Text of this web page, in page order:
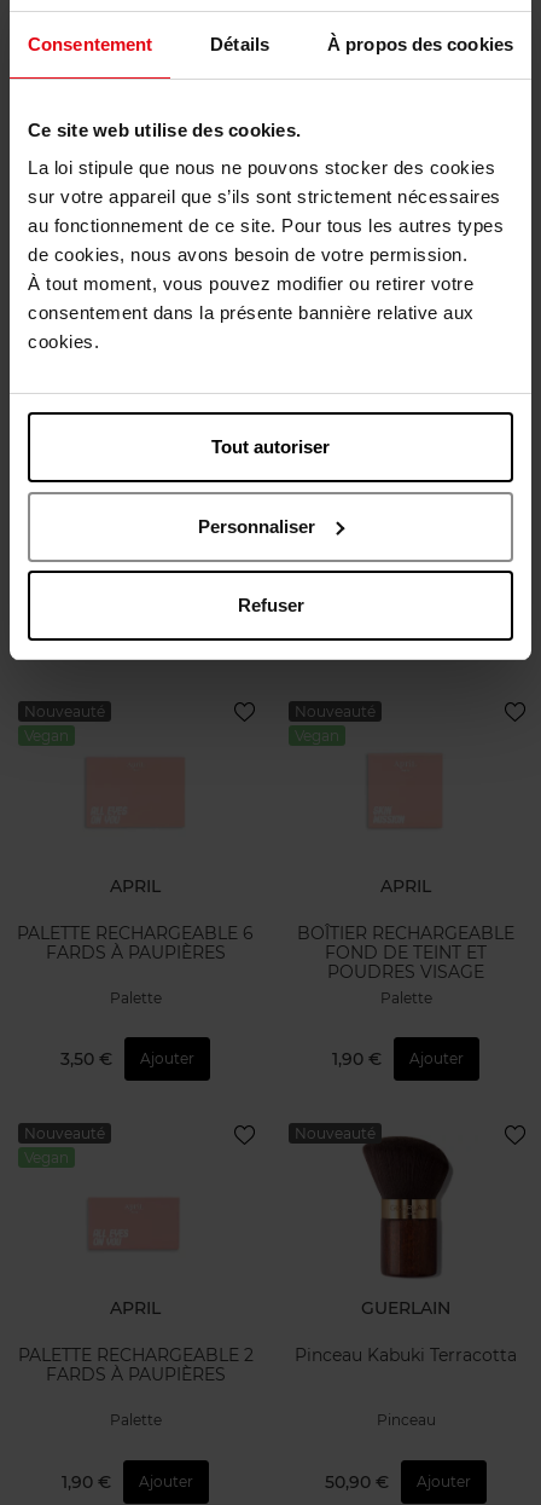
Consentement Détails À propos des cookies
Ce site web utilise des cookies.
La loi stipule que nous ne pouvons stocker des cookies
sur votre appareil que s’ils sont strictement nécessaires
au fonctionnement de ce site. Pour tous les autres types
de cookies, nous avons besoin de votre permission.
À tout moment, vous pouvez modifier ou retirer votre
consentement dans la présente bannière relative aux
cookies.
Tout autoriser
Personnaliser
Refuser
BACHCA
4,90 €
Nouveauté
Vegan
FARD À JOUES
Palette
1,50 € Ajouter
Nouveauté
Vegan
RECHARGEABLE
Palette
3,50 € Ajouter
Nouveauté
Vegan
APRIL
PALETTE RECHARGEABLE 6
FARDS À PAUPIÈRES
Palette
3,50 € Ajouter
Nouveauté
Vegan
APRIL
BOÎTIER RECHARGEABLE
FOND DE TEINT ET
POUDRES VISAGE
Palette
1,90 € Ajouter
Nouveauté
Vegan
APRIL
PALETTE RECHARGEABLE 2
FARDS À PAUPIÈRES
Palette
1,90 € Ajouter
Nouveauté
GUERLAIN
Pinceau Kabuki Terracotta
Pinceau
50,90 € Ajouter